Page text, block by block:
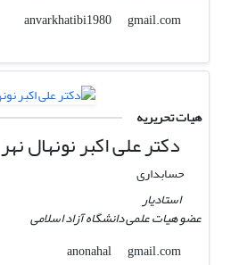
anvarkhatibi1980
gmail.com
هیات تحریریه
دکتر علی اکبر نونهال نهر
حسابداری
استادیار
عضو هیات علمی دانشگاه آزاد اسلامی
anonahal
gmail.com